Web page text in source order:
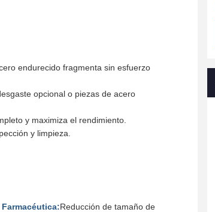
endurecido fragmenta sin esfuerzo
opcional o piezas de acero
y maximiza el rendimiento.
y limpieza.
Reducción de tamaño de